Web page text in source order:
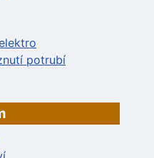
potrubí